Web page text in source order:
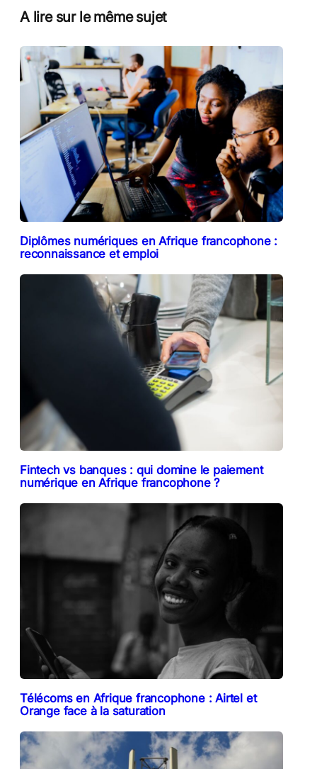
A lire sur le même sujet
Diplômes numériques en Afrique francophone :
reconnaissance et emploi
Fintech vs banques : qui domine le paiement
numérique en Afrique francophone ?
Télécoms en Afrique francophone : Airtel et
Orange face à la saturation